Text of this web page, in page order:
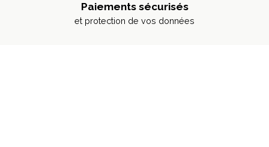
Paiements sécurisés
et protection de vos données